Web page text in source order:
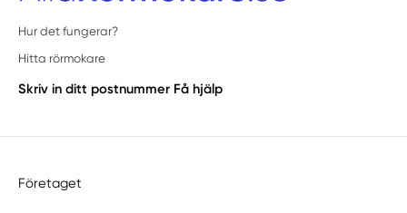
Hur det fungerar?
Hitta rörmokare
Skriv in ditt postnummer Få hjälp
Företaget